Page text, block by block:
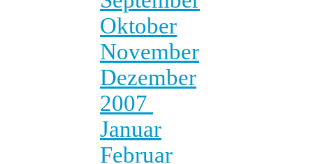
Oktober
November
Dezember
2007
Januar
Februar